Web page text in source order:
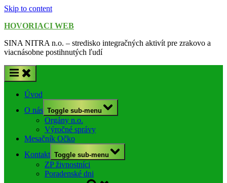
Skip to content
HOVORIACI WEB
SINA NITRA n.o. – stredisko integračných aktivít pre zrakovo a
viacnásobne postihnutých ľudí
Úvod
O nás Toggle sub-menu
Orgány n.o.
Výročné správy
Mesačník Očko
Kontakt Toggle sub-menu
ZP živnostníci
Poradenské dni